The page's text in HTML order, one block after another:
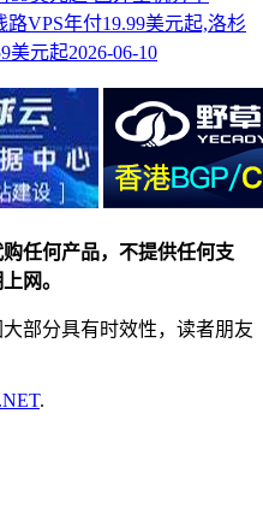
VPS年付19.99美元起,洛杉
美元起2026-06-10
任何产品，不提供任何支
网。
部分具有时效性，读者朋友
.